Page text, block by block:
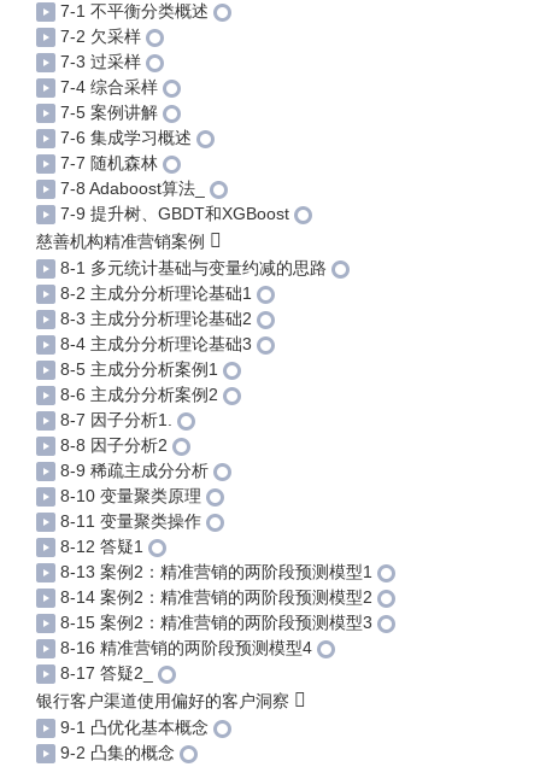
7-1 不平衡分类概述
7-2 欠采样
7-3 过采样
7-4 综合采样
7-5 案例讲解
7-6 集成学习概述
7-7 随机森林
7-8 Adaboost算法_
7-9 提升树、GBDT和XGBoost
慈善机构精准营销案例
8-1 多元统计基础与变量约减的思路
8-2 主成分分析理论基础1
8-3 主成分分析理论基础2
8-4 主成分分析理论基础3
8-5 主成分分析案例1
8-6 主成分分析案例2
8-7 因子分析1.
8-8 因子分析2
8-9 稀疏主成分分析
8-10 变量聚类原理
8-11 变量聚类操作
8-12 答疑1
8-13 案例2：精准营销的两阶段预测模型1
8-14 案例2：精准营销的两阶段预测模型2
8-15 案例2：精准营销的两阶段预测模型3
8-16 精准营销的两阶段预测模型4
8-17 答疑2_
银行客户渠道使用偏好的客户洞察
9-1 凸优化基本概念
9-2 凸集的概念